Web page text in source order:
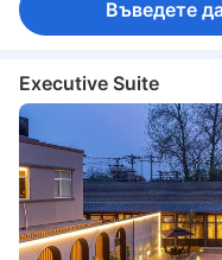
Въведете
Executive Suite